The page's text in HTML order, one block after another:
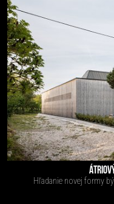
Hľadanie novej formy